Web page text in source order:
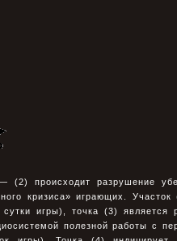
(2) происходит разрушение
кризиса» играющих.
игры), точка (3) является
полезной работы с